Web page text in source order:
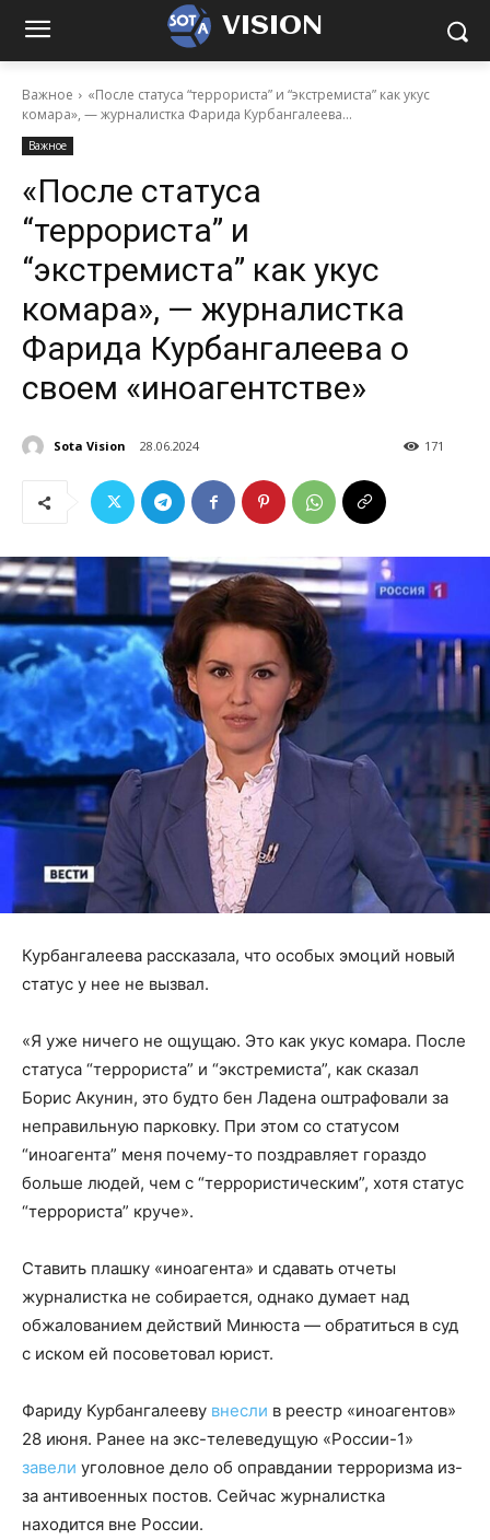
VISION
Важное
«После статуса “террориста” и “экстремиста” как укус
комара», — журналистка Фарида Курбангалеева...
Важное
«После статуса
“террориста” и
“экстремиста” как укус
комара», — журналистка
Фарида Курбангалеева о
своем «иноагентстве»
Sota Vision 28.06.2024 171
Курбангалеева рассказала, что особых эмоций новый
статус у нее не вызвал.
«Я уже ничего не ощущаю. Это как укус комара. После
статуса “террориста” и “экстремиста”, как сказал
Борис Акунин, это будто бен Ладена оштрафовали за
неправильную парковку. При этом со статусом
“иноагента” меня почему-то поздравляет гораздо
больше людей, чем с “террористическим”, хотя статус
“террориста” круче».
Ставить плашку «иноагента» и сдавать отчеты
журналистка не собирается, однако думает над
обжалованием действий Минюста — обратиться в суд
с иском ей посоветовал юрист.
Фариду Курбангалееву внесли в реестр «иноагентов»
28 июня. Ранее на экс-телеведущую «России-1»
завели уголовное дело об оправдании терроризма из-
за антивоенных постов. Сейчас журналистка
находится вне России.